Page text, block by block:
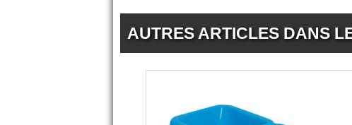
AUTRES ARTICLES DANS